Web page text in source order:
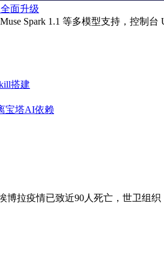
面升级
Muse Spark 1.1 等多模型支持，控
搭建
宝塔AI依赖
拉疫情已致近90人死亡，世卫组